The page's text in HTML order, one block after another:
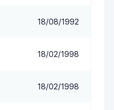
18/08/1992
18/02/1998
18/02/1998